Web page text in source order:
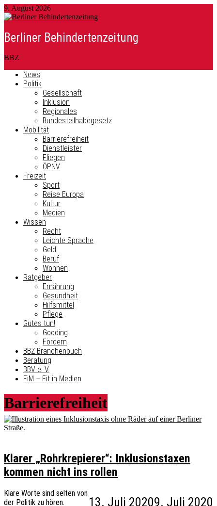
9. August 2026
Berliner Behindertenzeitung
BBZ
News
Politik
Gesellschaft
Inklusion
Regionales
Bundesteilhabegesetz
Mobilität
Barrierefreiheit
Dienstleister
Fliegen
ÖPNV
Freizeit
Sport
Reise Europa
Kultur
Medien
Wissen
Recht
Leichte Sprache
Geld
Beruf
Wohnen
Ratgeber
Ernährung
Gesundheit
Hilfsmittel
Pflege
Gutes tun!
Gooding
Fördern
BBZ-Branchenbuch
Beratung
BBV e. V.
FiM – Fit in Medien
Barrierefreiheit
Klarer „Rohrkrepierer“: Inklusionstaxen
kommen nicht ins rollen
9. Juli 2020
13. Juli 2020
Klare Worte sind selten von
der Politik zu hören.